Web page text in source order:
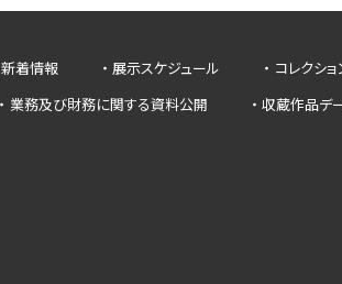
新着情報 展示スケジュール コレクショ
業務及び財務に関する資料公開 収蔵作品デ